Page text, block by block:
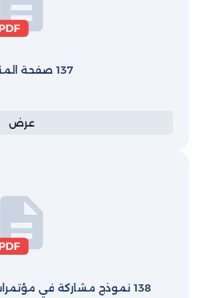
137 صفحة المناقشة
عرض
138 نموذج مشاركة في